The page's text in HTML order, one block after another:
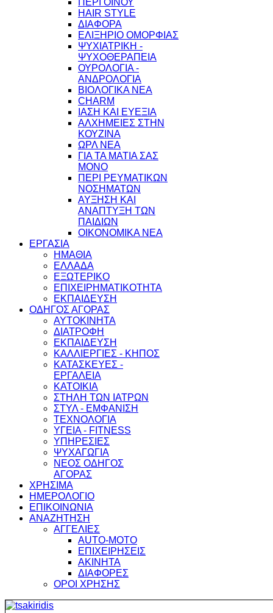
ΠΕΡΙ ΟΙΝΟΥ
HAIR STYLE
ΔΙΑΦΟΡΑ
ΕΛΙΞΗΡΙΟ ΟΜΟΡΦΙΑΣ
ΨΥΧΙΑΤΡΙΚΗ -
ΨΥΧΟΘΕΡΑΠΕΙΑ
ΟΥΡΟΛΟΓΙΑ -
ΑΝΔΡΟΛΟΓΙΑ
ΒΙΟΛΟΓΙΚΑ ΝΕΑ
CHARM
ΙΑΣΗ ΚΑΙ ΕΥΕΞΙΑ
ΑΛΧΗΜΕΙΕΣ ΣΤΗΝ
ΚΟΥΖΙΝΑ
ΩΡΛ ΝEA
ΓΙΑ ΤΑ ΜΑΤΙΑ ΣΑΣ
ΜΟΝΟ
ΠΕΡΙ ΡΕΥΜΑΤΙΚΩΝ
ΝΟΣΗΜΑΤΩΝ
ΑΥΞΗΣΗ ΚΑΙ
ΑΝΑΠΤΥΞΗ ΤΩΝ
ΠΑΙΔΙΩΝ
ΟΙΚΟΝΟΜΙΚΑ ΝΕΑ
ΕΡΓΑΣΙΑ
ΗΜΑΘΙΑ
ΕΛΛΑΔΑ
ΕΞΩΤΕΡΙΚΟ
ΕΠΙΧΕΙΡΗΜΑΤΙΚΟΤΗΤΑ
ΕΚΠΑΙΔΕΥΣΗ
ΟΔΗΓΟΣ ΑΓΟΡΑΣ
ΑΥΤΟΚΙΝΗΤΑ
ΔΙΑΤΡΟΦΗ
ΕΚΠΑΙΔΕΥΣΗ
ΚΑΛΛΙΕΡΓΙΕΣ - ΚΗΠΟΣ
ΚΑΤΑΣΚΕΥΕΣ -
ΕΡΓΑΛΕΙΑ
ΚΑΤΟΙΚΙΑ
ΣΤΗΛΗ ΤΩΝ ΙΑΤΡΩΝ
ΣΤΥΛ - ΕΜΦΑΝΙΣΗ
ΤΕΧΝΟΛΟΓΙΑ
ΥΓΕΙΑ - FITNESS
ΥΠΗΡΕΣΙΕΣ
ΨΥΧΑΓΩΓΙΑ
ΝΕΟΣ ΟΔΗΓΟΣ
ΑΓΟΡΑΣ
ΧΡΗΣΙΜΑ
ΗΜΕΡΟΛΟΓΙΟ
ΕΠΙΚΟΙΝΩΝΙΑ
ΑΝΑΖΗΤΗΣΗ
ΑΓΓΕΛΙΕΣ
AUTO-MOTO
ΕΠΙΧΕΙΡΗΣΕΙΣ
ΑΚΙΝΗΤΑ
ΔΙΑΦΟΡΕΣ
ΟΡΟΙ ΧΡΗΣΗΣ